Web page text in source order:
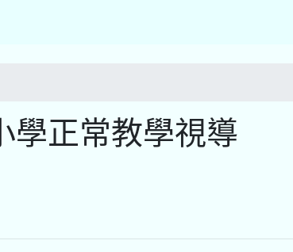
學正常教學視導